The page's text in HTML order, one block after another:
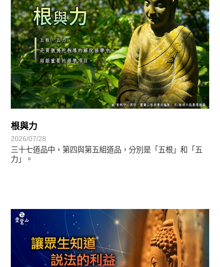
根與力
2026/07/28
三十七道品中，第四與第五組道品，分別是「五根」和「五
力」。
圓滿覺-華嚴期